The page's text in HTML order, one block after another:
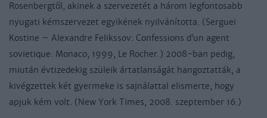
Rosenbergtől, akinek a szervezetét a három legfontosabb
nyugati kémszervezet egyikének nyilvánította. (Serguei
Kostine – Alexandre Felikssov: Confessions d’un agent
sovietique. Monaco, 1999, Le Rocher.) 2008-ban pedig,
miután évtizedekig szüleik ártatlanságát hangoztatták, a
kivégzettek két gyermeke is sajnálattal elismerte, hogy
apjuk kém volt. (New York Times, 2008. szeptember 16.)